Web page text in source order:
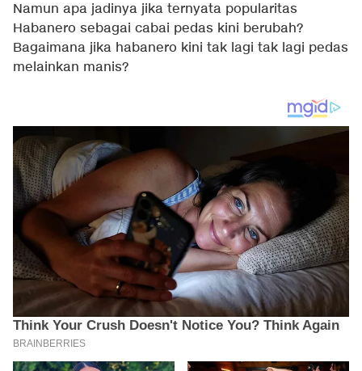
Namun apa jadinya jika ternyata popularitas
Habanero sebagai cabai pedas kini berubah?
Bagaimana jika habanero kini tak lagi tak lagi pedas
melainkan manis?